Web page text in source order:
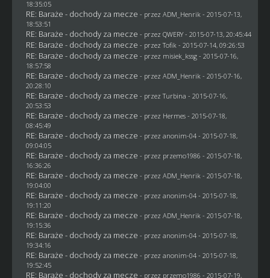
18:35:05
RE: Baraże - dochody za mecze - przez ADM_Henrik - 2015-07-13,
18:53:51
RE: Baraże - dochody za mecze - przez QWERY- 2015-07-13, 20:45:44
RE: Baraże - dochody za mecze - przezTofik - 2015-07-14, 09:26:53
RE: Baraże - dochody za mecze - przez misiek_kssg- 2015-07-16,
18:57:58
RE: Baraże - dochody za mecze - przez ADM_Henrik - 2015-07-16,
20:28:10
RE: Baraże - dochody za mecze - przez Turbina - 2015-07-16,
20:53:53
RE: Baraże - dochody za mecze - przez Hermes- 2015-07-18,
08:45:49
RE: Baraże - dochody za mecze - przez anonim-04- 2015-07-18,
09:04:05
RE: Baraże - dochody za mecze - przez przemo1986 - 2015-07-18,
16:36:26
RE: Baraże - dochody za mecze - przez ADM_Henrik - 2015-07-18,
19:04:00
RE: Baraże - dochody za mecze - przez anonim-04- 2015-07-18,
19:11:20
RE: Baraże - dochody za mecze - przez ADM_Henrik - 2015-07-18,
19:15:36
RE: Baraże - dochody za mecze - przez anonim-04- 2015-07-18,
19:34:16
RE: Baraże - dochody za mecze - przez anonim-04- 2015-07-18,
19:52:45
RE: Baraże - dochody za mecze - przez przemo1986 - 2015-07-19,